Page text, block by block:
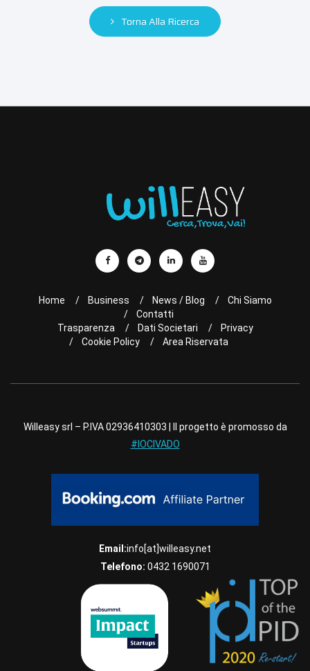
Torna Alla Ricerca
Home Business News / Blog
Chi Siamo
Contatti
Trasparenza
Dati Societari
Privacy
Cookie Policy
Area Riservata
Willeasy srl – P.IVA 02936410303 | Il progetto è promosso da
#IOCIVADO
Email:info[at]willeasy.net
Telefono: 0432 1690071